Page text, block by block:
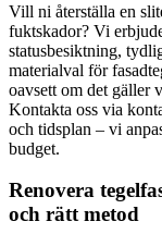
Vill ni återställa en
fuktskador? Vi
statusbesiktning,
materialval för
oavsett om det gäller
Kontakta oss via
och tidsplan – vi
budget.
Renovera
och rätt metod